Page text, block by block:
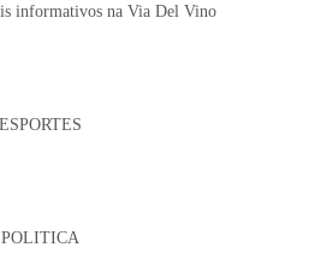
informativos na Via Del Vino
ESPORTES
POLITICA